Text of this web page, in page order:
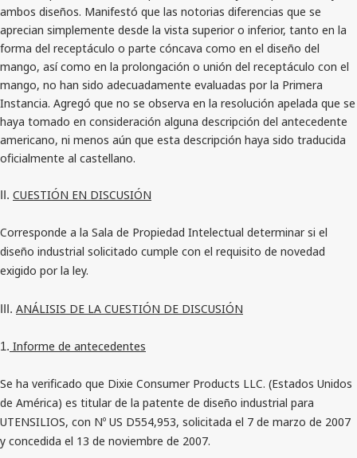
ambos diseños. Manifestó que las notorias diferencias que se
aprecian simplemente desde la vista superior o inferior, tanto en la
forma del receptáculo o parte cóncava como en el diseño del
mango, así como en la prolongación o unión del receptáculo con el
mango, no han sido adecuadamente evaluadas por la Primera
Instancia. Agregó que no se observa en la resolución apelada que se
haya tomado en consideración alguna descripción del antecedente
americano, ni menos aún que esta descripción haya sido traducida
oficialmente al castellano.
II. CUESTIÓN EN DISCUSIÓN
Corresponde a la Sala de Propiedad Intelectual determinar si el
diseño industrial solicitado cumple con el requisito de novedad
exigido por la ley.
III. ANÁLISIS DE LA CUESTIÓN DE DISCUSIÓN
1. Informe de antecedentes
Se ha verificado que Dixie Consumer Products LLC. (Estados Unidos
de América) es titular de la patente de diseño industrial para
UTENSILIOS, con Nº US D554,953, solicitada el 7 de marzo de 2007
y concedida el 13 de noviembre de 2007.